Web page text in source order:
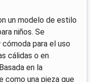
un modelo de estilo
niños. Se
para el uso
cálidas o en
en la
como una pieza que